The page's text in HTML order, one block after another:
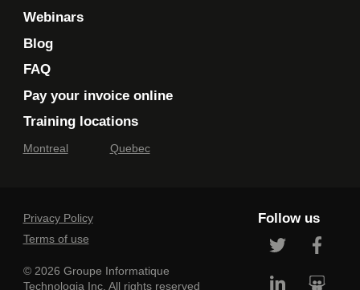
Webinars
Blog
FAQ
Pay your invoice online
Training locations
Montreal Quebec
Privacy Policy
Terms of use
© 2026 Groupe Informatique
Technologia Inc. All rights reserved
Follow us